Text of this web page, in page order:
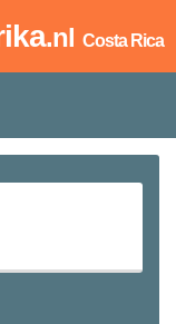
.nl Costa Rica